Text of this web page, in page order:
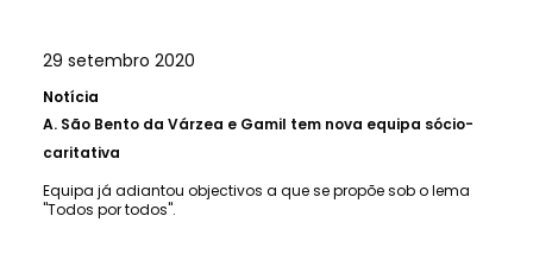
29 setembro 2020
Notícia
A. São Bento da Várzea e Gamil tem nova equipa sócio-
caritativa
Equipa já adiantou objectivos a que se propõe sob o lema
"Todos por todos".